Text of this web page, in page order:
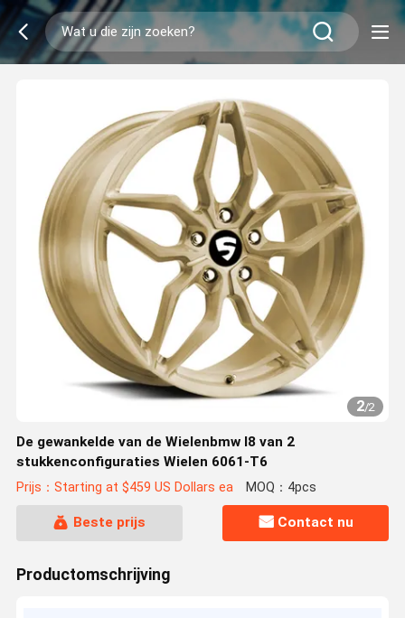
2/2
De gewankelde van de Wielenbmw I8 van 2
stukkenconfiguraties Wielen 6061-T6
Prijs：Starting at $459 US Dollars ea MOQ：4pcs
Beste prijs Contact nu
Productomschrijving